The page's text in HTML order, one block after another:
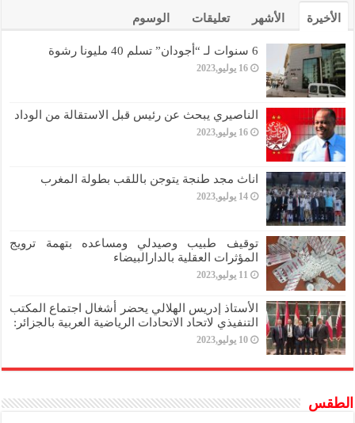
الأخيرة الأشهر تعليقات الوسوم
6 سنوات لـ “أجودان” تسلم 40 مليونا رشوة
16 يوليو,2023
الناصيري يبحث عن رئيس قبل الاستقالة من الوداد
16 يوليو,2023
اناث مجد طنجة يتوجن باللقب بطولة المغرب
14 يوليو,2023
توقيف طبيب وصيدلي ومساعده بتهمة ترويج
المؤثرات العقلية بالدارالبيضاء
11 يوليو,2023
الأستاذ إدريس الهلالي يحضر أشغال اجتماع المكتب
التنفيذي لاتحاد الاتحادات الرياضية العربية بالجزائر:
10 يوليو,2023
الطقس